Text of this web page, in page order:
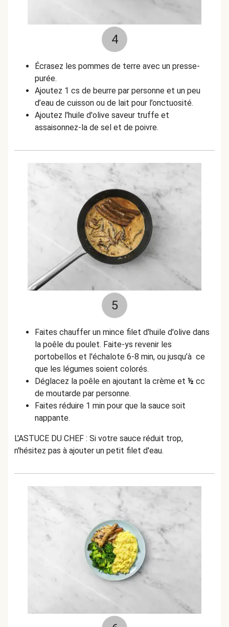
4
Écrasez les pommes de terre avec un presse-
purée.
Ajoutez 1 cs de beurre par personne et un peu
d’eau de cuisson ou de lait pour l’onctuosité.
Ajoutez l'huile d'olive saveur truffe et
assaisonnez-la de sel et de poivre.
5
Faites chauffer un mince filet d'huile d'olive dans
la poêle du poulet. Faite-ys revenir les
portobellos et l'échalote 6-8 min, ou jusqu’à ce
que les légumes soient colorés.
Déglacez la poêle en ajoutant la crème et ½ cc
de moutarde par personne.
Faites réduire 1 min pour que la sauce soit
nappante.
L'ASTUCE DU CHEF : Si votre sauce réduit trop,
n'hésitez pas à ajouter un petit filet d'eau.